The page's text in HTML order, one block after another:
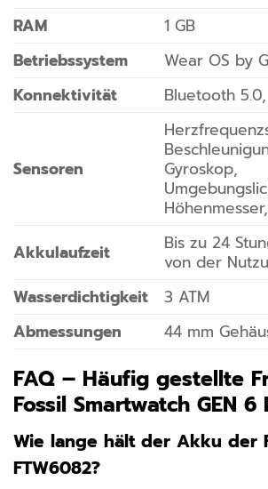
RAM
1 GB
Betriebssystem
Wear OS by
Konnektivität
Bluetooth
Sensoren
Gyroskop,
Akkulaufzeit
Bis zu 24
von der
Wasserdichtigkeit
3 ATM
Abmessungen
44 mm
FAQ – Häufig gestellte
Fossil Smartwatch GEN 6
Wie lange hält der Akku der
FTW6082?